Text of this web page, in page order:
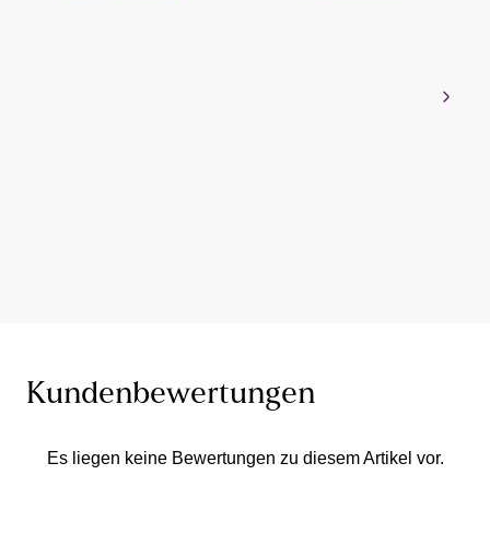
Kundenbewertungen
Es liegen keine Bewertungen zu diesem Artikel vor.